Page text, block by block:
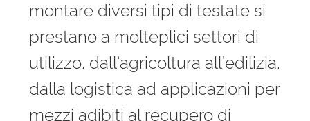
montare diversi tipi di testate si
prestano a molteplici settori di
utilizzo, dall’agricoltura all’edilizia,
dalla logistica ad applicazioni per
mezzi adibiti al recupero di